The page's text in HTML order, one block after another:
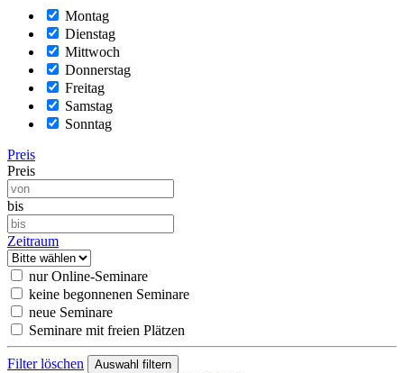
Montag
Dienstag
Mittwoch
Donnerstag
Freitag
Samstag
Sonntag
Preis
Preis
bis
Zeitraum
nur Online-Seminare
keine begonnenen Seminare
neue Seminare
Seminare mit freien Plätzen
Filter löschen